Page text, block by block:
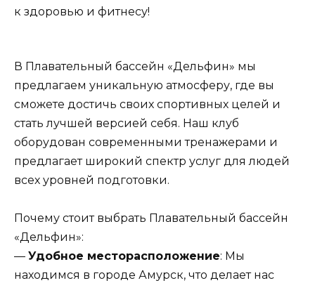
к здоровью и фитнесу!
В Плавательный бассейн «Дельфин» мы
предлагаем уникальную атмосферу, где вы
сможете достичь своих спортивных целей и
стать лучшей версией себя. Наш клуб
оборудован современными тренажерами и
предлагает широкий спектр услуг для людей
всех уровней подготовки.
Почему стоит выбрать Плавательный бассейн
«Дельфин»:
— Удобное месторасположение: Мы
находимся в городе Амурск, что делает нас